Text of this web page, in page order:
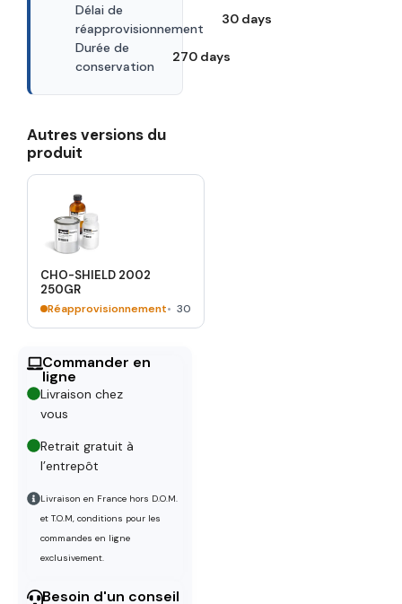
Délai de
réapprovisionnement
30 days
Durée de
conservation
270 days
Autres versions du
produit
CHO-SHIELD 2002
250GR
Réapprovisionnement 30
Commander en
ligne
Livraison chez
vous
Retrait gratuit à
l’entrepôt
Livraison en France hors D.O.M.
et T.O.M, conditions pour les
commandes en ligne
exclusivement.
Besoin d'un conseil